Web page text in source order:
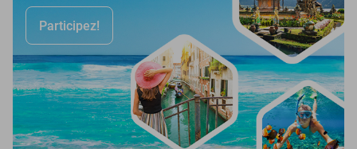
Participez!